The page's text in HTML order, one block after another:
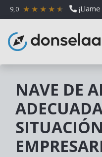
9,0
NAVE DE
SITUACIÓN